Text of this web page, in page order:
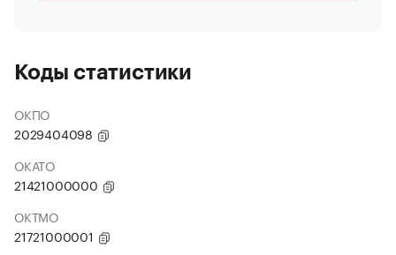
Коды статистики
ОКПО
2029404098
ОКАТО
21421000000
ОКТМО
21721000001